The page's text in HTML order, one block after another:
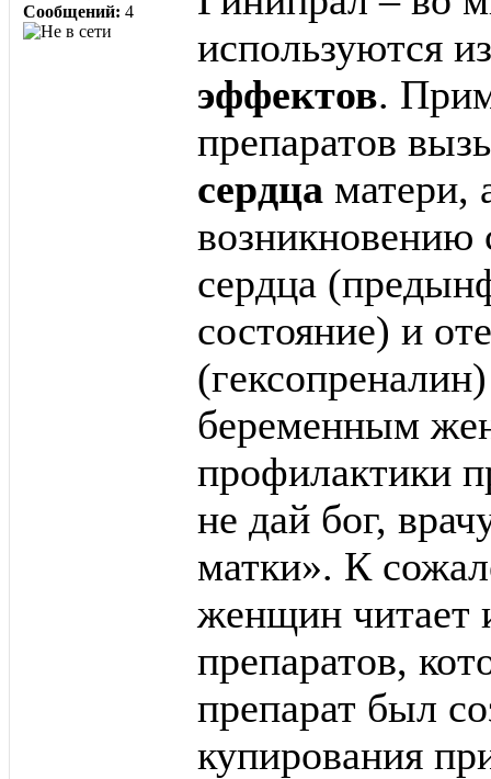
Сообщений: 4
используются
эффектов.
препаратов
сердца матери,
сердца
состояние) и
беременным
профилактики
не дай бог,
матки». К
женщин читает
препаратов,
препарат был
купирования